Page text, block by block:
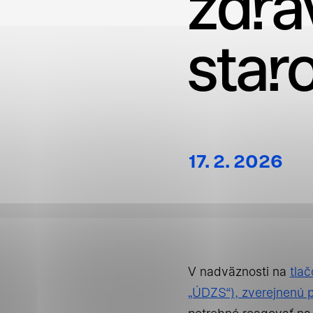
17. 2. 2026
V nadväznosti na
„ÚDZS“),
Nevyhnutné